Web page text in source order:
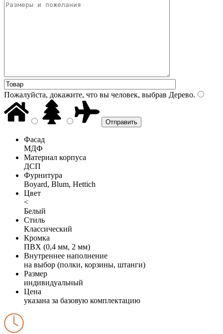
Пожалуйста, докажите, что вы человек, выбрав Дерево.
Фасад
МДФ
Материал корпуса
ДСП
Фурнитура
Boyard, Blum, Hettich
Цвет
<
Белый
Стиль
Классический
Кромка
ПВХ (0,4 мм, 2 мм)
Внутреннее наполнение
на выбор (полки, корзины, штанги)
Размер
индивидуальный
Цена
указана за базовую комплектацию